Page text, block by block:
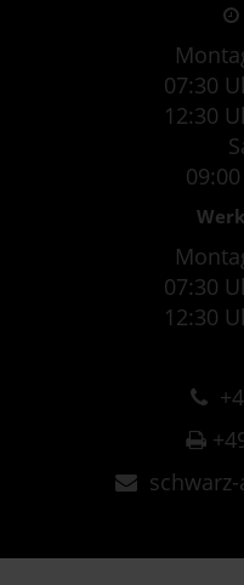
07:30
12:30
07:30
12:30